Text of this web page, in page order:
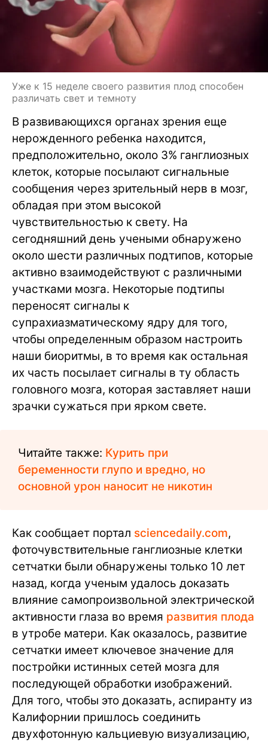
Уже к 15 неделе своего развития плод способен
различать свет и темноту
В развивающихся органах зрения еще
нерожденного ребенка находится,
предположительно, около 3% ганглиозных
клеток, которые посылают сигнальные
сообщения через зрительный нерв в мозг,
обладая при этом высокой
чувствительностью к свету. На
сегодняшний день учеными обнаружено
около шести различных подтипов, которые
активно взаимодействуют с различными
участками мозга. Некоторые подтипы
переносят сигналы к
супрахиазматическому ядру для того,
чтобы определенным образом настроить
наши биоритмы, в то время как остальная
их часть посылает сигналы в ту область
головного мозга, которая заставляет наши
зрачки сужаться при ярком свете.
Читайте также: Курить при
беременности глупо и вредно, но
основной урон наносит не никотин
Как сообщает портал sсiencedaily.com,
фоточувствительные ганглиозные клетки
сетчатки были обнаружены только 10 лет
назад, когда ученым удалось доказать
влияние самопроизвольной электрической
активности глаза во время развития плода
в утробе матери. Как оказалось, развитие
сетчатки имеет ключевое значение для
постройки истинных сетей мозга для
последующей обработки изображений.
Для того, чтобы это доказать, аспиранту из
Калифорнии пришлось соединить
двухфотонную кальциевую визуализацию,